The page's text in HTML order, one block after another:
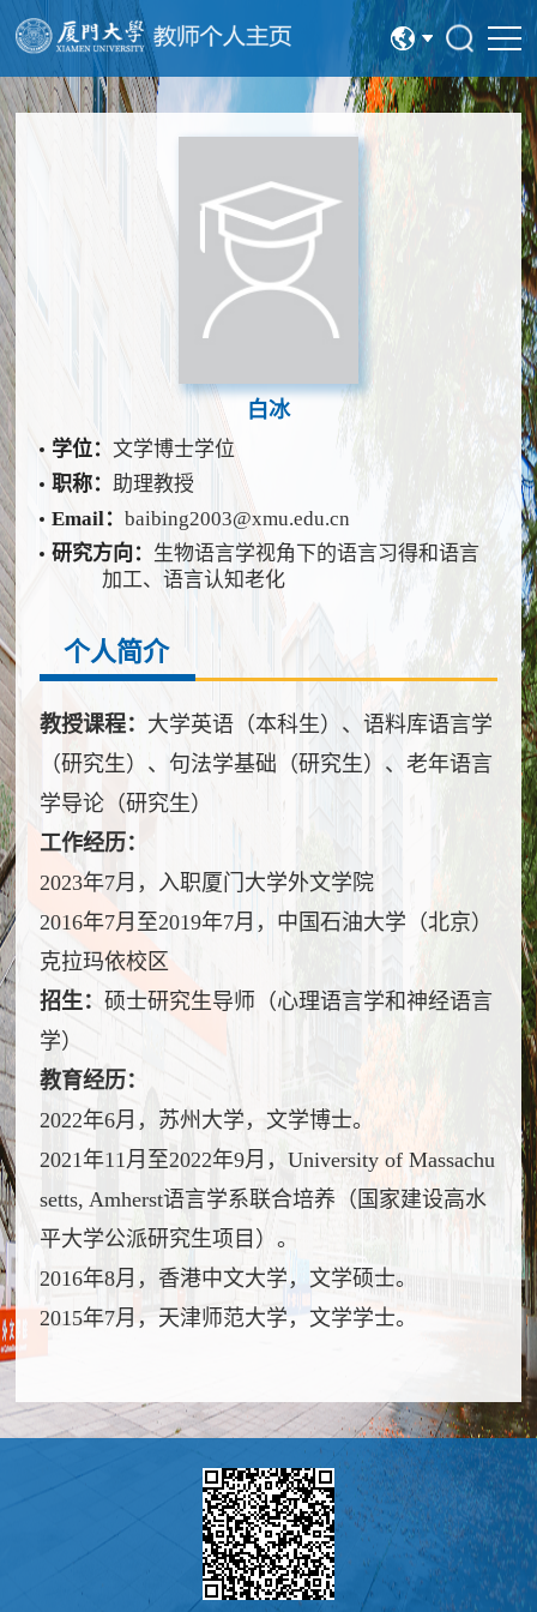
中文
白冰
学位：文学博士学位
职称：助理教授
Email：baibing2003@xmu.edu.cn
研究方向： 生物语言学视角下的语言习得和语言
加工、语言认知老化
个人简介
教授课程： 大学英语（本科生）、语料库语言学
（研究生）、句法学基础（研究生）、老年语言
学导论（研究生）
工作经历：
2023年7月，入职厦门大学外文学院
2016年7月至2019年7月，中国石油大学（北京）
克拉玛依校区
招生：硕士研究生导师（心理语言学和神经语言
学）
教育经历：
2022年6月，苏州大学，文学博士。
2021年11月至2022年9月，University of Massachu
setts, Amherst语言学系联合培养（国家建设高水
平大学公派研究生项目）。
2016年8月，香港中文大学，文学硕士。
2015年7月，天津师范大学，文学学士。